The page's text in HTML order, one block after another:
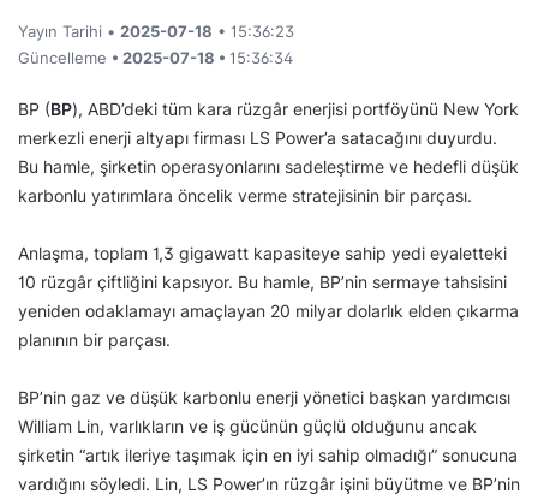
Yayın Tarihi • 2025-07-18 • 15:36:23
Güncelleme • 2025-07-18 • 15:36:34
BP (BP), ABD’deki tüm kara rüzgâr enerjisi portföyünü New York
merkezli enerji altyapı firması LS Power’a satacağını duyurdu.
Bu hamle, şirketin operasyonlarını sadeleştirme ve hedefli düşük
karbonlu yatırımlara öncelik verme stratejisinin bir parçası.
Anlaşma, toplam 1,3 gigawatt kapasiteye sahip yedi eyaletteki
10 rüzgâr çiftliğini kapsıyor. Bu hamle, BP’nin sermaye tahsisini
yeniden odaklamayı amaçlayan 20 milyar dolarlık elden çıkarma
planının bir parçası.
BP’nin gaz ve düşük karbonlu enerji yönetici başkan yardımcısı
William Lin, varlıkların ve iş gücünün güçlü olduğunu ancak
şirketin “artık ileriye taşımak için en iyi sahip olmadığı” sonucuna
vardığını söyledi. Lin, LS Power’ın rüzgâr işini büyütme ve BP’nin